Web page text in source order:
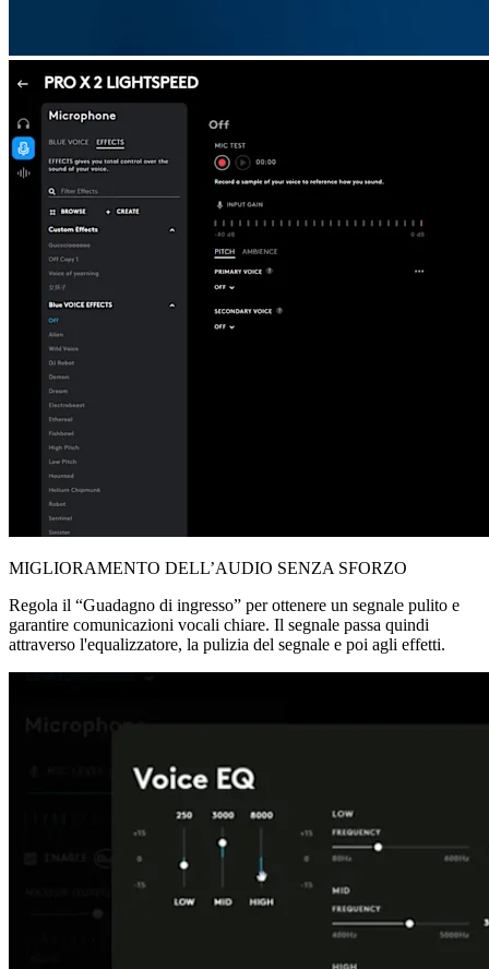
MIGLIORAMENTO DELL’AUDIO SENZA SFORZO
Regola il “Guadagno di ingresso” per ottenere un segnale pulito e
garantire comunicazioni vocali chiare. Il segnale passa quindi
attraverso l'equalizzatore, la pulizia del segnale e poi agli effetti.